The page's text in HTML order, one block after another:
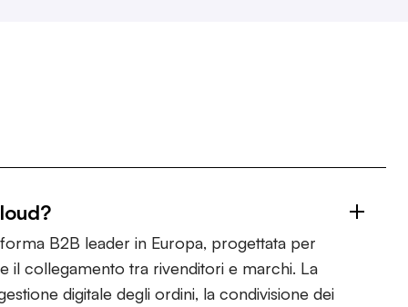
B2B leader in Europa, progettata per
il collegamento tra rivenditori e marchi. La
digitale degli ordini, la condivisione dei